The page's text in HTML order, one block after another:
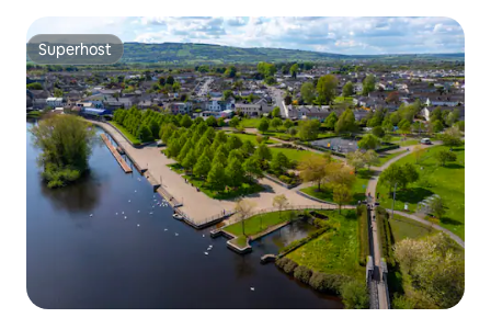
Superhost
Superhost